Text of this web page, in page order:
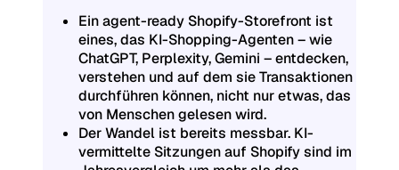
Einagent-ready Shopify-Storefront ist
eines, das KI-Shopping-Agenten – wie
ChatGPT, Perplexity, Gemini – entdecken,
verstehen und auf dem sie Transaktionen
durchführen können, nicht nur etwas, das
von Menschen gelesen wird.
Der Wandel ist bereits messbar. KI-
vermittelte Sitzungen auf Shopify sind im